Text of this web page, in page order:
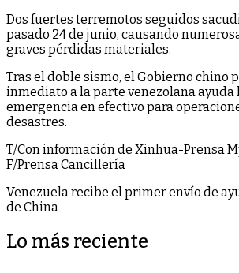
Dos fuertes terremotos seguidos
pasado 24 de junio, causando
graves pérdidas materiales.
Tras el doble sismo, el Gobierno chino
inmediato a la parte venezolana
emergencia en efectivo para
desastres.
T/Con información de Xinhua-Prensa
F/Prensa Cancillería
Venezuela recibe el primer envío de
de China
Lo más reciente